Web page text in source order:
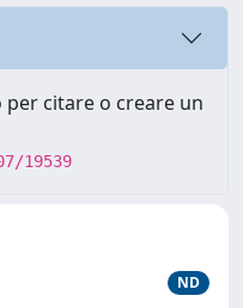
citare o creare un
19539
ND